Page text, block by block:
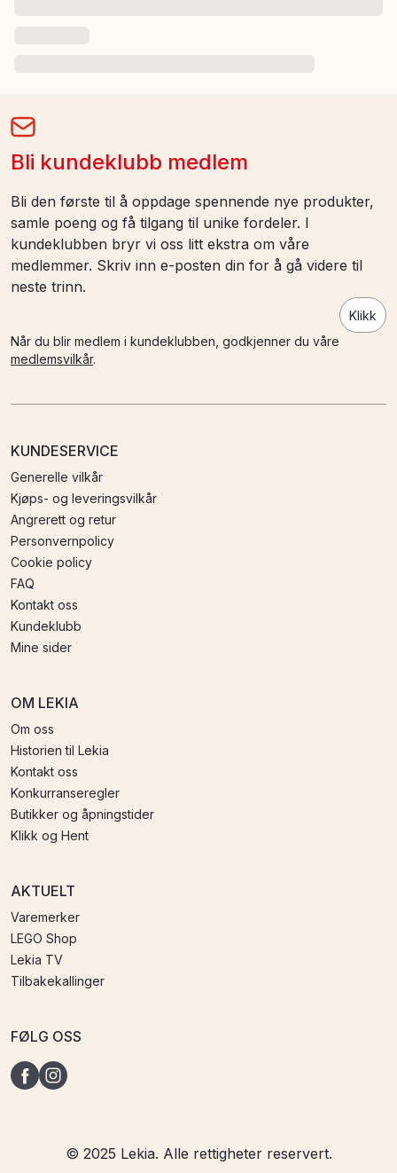
Bli kundeklubb medlem
Bli den første til å oppdage spennende nye produkter,
samle poeng og få tilgang til unike fordeler. I
kundeklubben bryr vi oss litt ekstra om våre
medlemmer. Skriv inn e-posten din for å gå videre til
neste trinn.
Klikk
Når du blir medlem i kundeklubben, godkjenner du våre
medlemsvilkår.
KUNDESERVICE
Generelle vilkår
Kjøps- og leveringsvilkår
Angrerett og retur
Personvernpolicy
Cookie policy
FAQ
Kontakt oss
Kundeklubb
Mine sider
OM LEKIA
Om oss
Historien til Lekia
Kontakt oss
Konkurranseregler
Butikker og åpningstider
Klikk og Hent
AKTUELT
Varemerker
LEGO Shop
Lekia TV
Tilbakekallinger
FØLG OSS
© 2025 Lekia. Alle rettigheter reservert.